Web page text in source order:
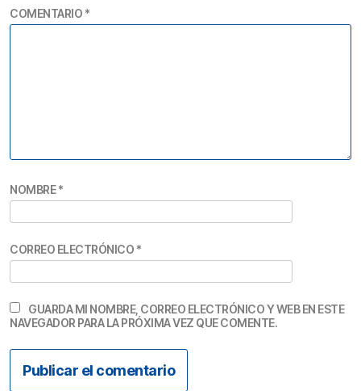
COMENTARIO *
NOMBRE*
CORREO ELECTRÓNICO *
GUARDA MI NOMBRE, CORREO ELECTRÓNICO Y WEB EN ESTE
NAVEGADOR PARA LA PRÓXIMA VEZ QUE COMENTE.